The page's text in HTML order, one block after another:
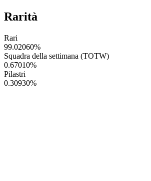
Rarità
Rari
99.02060%
Squadra della settimana (TOTW)
0.67010%
Pilastri
0.30930%